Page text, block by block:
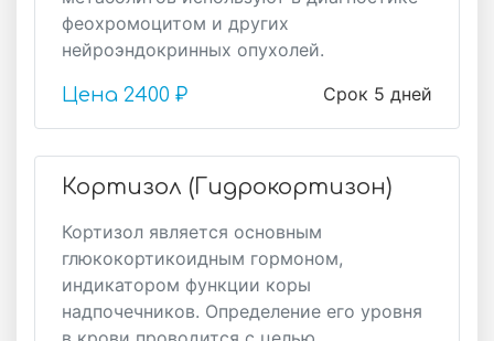
феохромоцитом и других
нейроэндокринных опухолей.
Срок 5 дней
Цена 2400 ₽
Кортизол (Гидрокортизон)
Кортизол является основным
глюкокортикоидным гормоном,
индикатором функции коры
надпочечников. Определение его уровня